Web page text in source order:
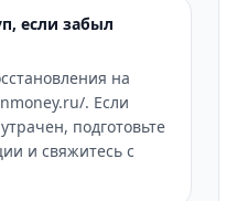
если забыл
на
. Если
подготовьте
и свяжитесь с